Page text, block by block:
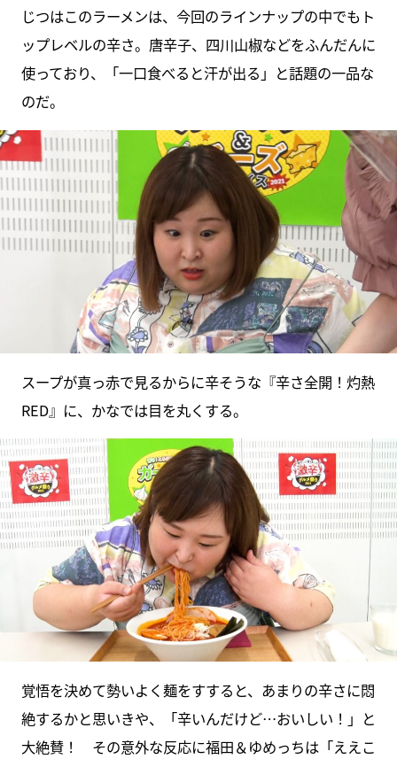
じつはこのラーメンは、今回のラインナップの中でもト
ップレベルの辛さ。唐辛子、四川山椒などをふんだんに
使っており、「一口食べると汗が出る」と話題の一品な
のだ。
スープが真っ赤で見るからに辛そうな『辛さ全開！灼熱
RED』に、かなでは目を丸くする。
覚悟を決めて勢いよく麺をすすると、あまりの辛さに悶
絶するかと思いきや、「辛いんだけど…おいしい！」と
大絶賛！ その意外な反応に福田＆ゆめっちは「ええこ